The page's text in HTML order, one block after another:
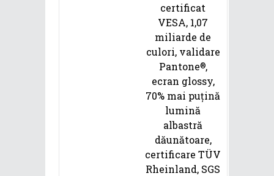
certificat
VESA, 1,07
miliarde de
culori, validare
Pantone®,
ecran glossy,
70% mai puțină
lumină
albastră
dăunătoare,
certificare TÜV
Rheinland, SGS